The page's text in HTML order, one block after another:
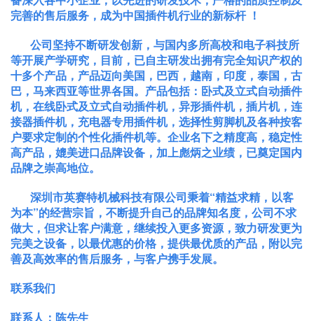
完善的售后服务，成为中国插件机行业的新标杆 ！
公司坚持不断研发创新，与国内多所高校和电子科技所
等开展产学研究，目前，已自主研发出拥有完全知识产权的
十多个产品，产品迈向美国，巴西，越南，印度，泰国，古
巴，马来西亚等世界各国。产品包括：卧式及立式自动插件
机，在线卧式及立式自动插件机，异形插件机，插片机，连
接器插件机，充电器专用插件机，选择性剪脚机及各种按客
户要求定制的个性化插件机等。企业名下之精度高，稳定性
高产品，媲美进口品牌设备，加上彪炳之业绩，已奠定国内
品牌之崇高地位。
深圳市英赛特机械科技有限公司秉着“精益求精，以客
为本”的经营宗旨，不断提升自己的品牌知名度，公司不求
做大，但求让客户满意，继续投入更多资源，致力研发更为
完美之设备，以最优惠的价格，提供最优质的产品，附以完
善及高效率的售后服务，与客户携手发展。
联系我们
联系人：陈先生